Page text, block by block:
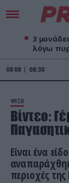
3
λόγω
08 08 08:30
ΦΥΣΗ
Βίντεο:
Είναι ένα
περιοχές της